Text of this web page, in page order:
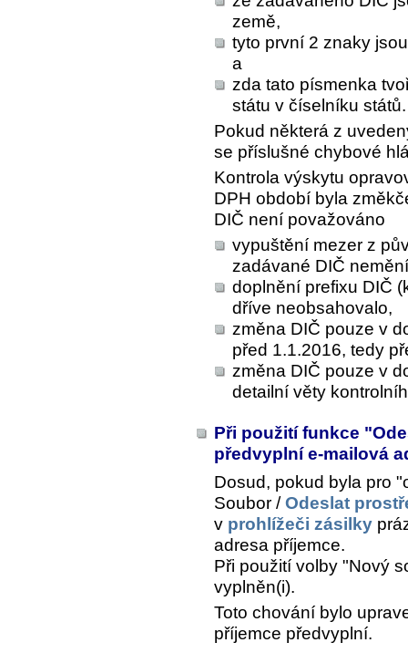
země,
tyto první 2 znaky
a
zda tato písmenka
státu v číselníku států.
Pokud některá z
se příslušné chybové
Kontrola výskytu
DPH období byla
DIČ není považováno
vypuštění mezer z
zadávané DIČ
doplnění prefixu DIČ
dříve neobsahovalo,
změna DIČ pouze v
před 1.1.2016, tedy
změna DIČ pouze v
detailní věty
Při použití funkce
předvyplní e-mailová
Dosud, pokud byla pro
Soubor /Odeslat
v prohlížeči zásilky
adresa příjemce.
Při použití volby "Nový
vyplněn(i).
Toto chování bylo
příjemce předvyplní.